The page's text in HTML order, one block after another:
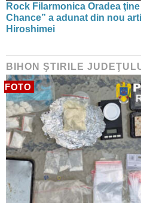
Rock Filarmonica Oradea
Chance” a adunat din nou
Hiroshimei
BIHON ŞTIRILE
FOTO